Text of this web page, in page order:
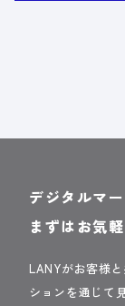
デジタルマ
まずはお気
LANYがお客様
ションを通じて